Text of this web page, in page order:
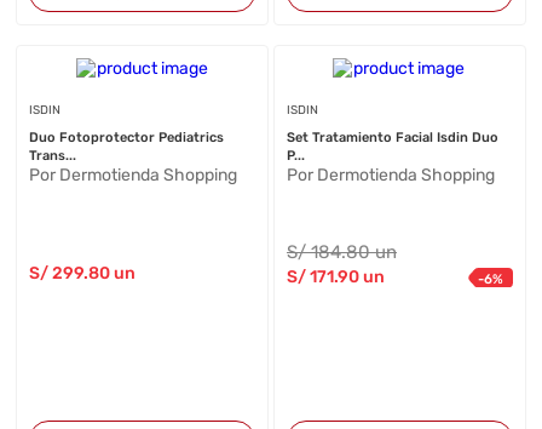
ISDIN
Duo Fotoprotector Pediatrics
Trans...
Por Dermotienda Shopping
S/299.80 un
ISDIN
Set Tratamiento Facial Isdin Duo
P...
Por Dermotienda Shopping
S/184.80 un
S/171.90un -6%